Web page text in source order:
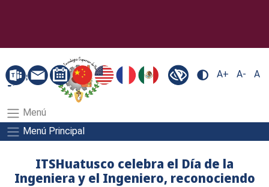
A+ A- A
Menú
Menú Principal
ITSHuatusco celebra el Día de la
Ingeniera y el Ingeniero, reconociendo